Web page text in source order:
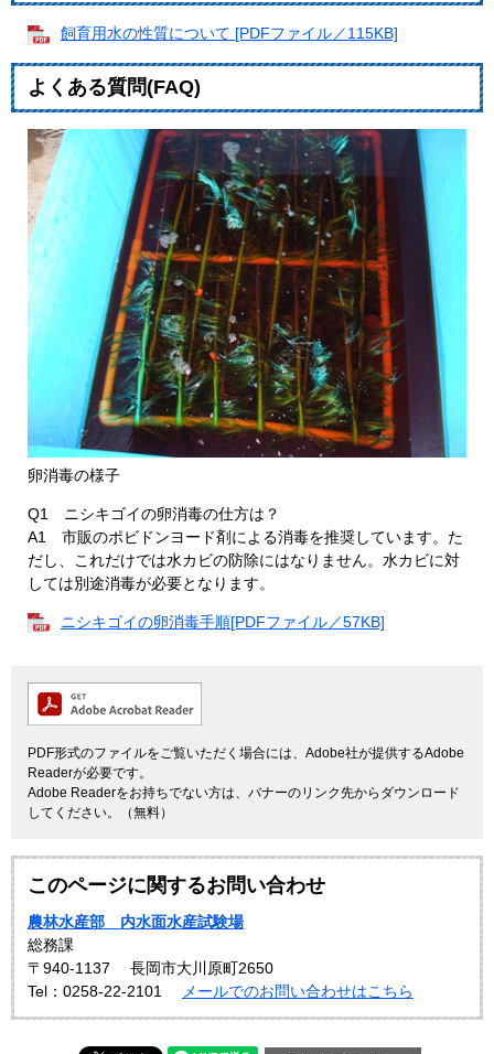
飼育用水の性質について [PDFファイル／115KB]
よくある質問(FAQ)
卵消毒の様子
Q1 ニシキゴイの卵消毒の仕方は？
A1 市販のポビドンヨード剤による消毒を推奨しています。た
だし、これだけでは水カビの防除にはなりません。水カビに対
しては別途消毒が必要となります。
ニシキゴイの卵消毒手順[PDFファイル／57KB]
PDF形式のファイルをご覧いただく場合には、Adobe社が提供するAdobe
Readerが必要です。
Adobe Readerをお持ちでない方は、バナーのリンク先からダウンロード
してください。（無料）
このページに関するお問い合わせ
農林水産部 内水面水産試験場
総務課
〒940-1137
長岡市大川原町2650
Tel：0258-22-2101
メールでのお問い合わせはこちら